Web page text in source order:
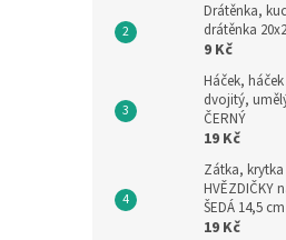
Drátěnka,
drátěnka
9 Kč
Háček,
dvojitý,
ČERNÝ
19 Kč
Zátka,
HVĚZDIČKY
ŠEDÁ 14,5
19 Kč